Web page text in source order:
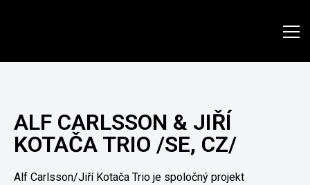
ALF CARLSSON & JIŘÍ
KOTAČA TRIO /SE, CZ/
Alf Carlsson/Jiří Kotača Trio je spoločný projekt